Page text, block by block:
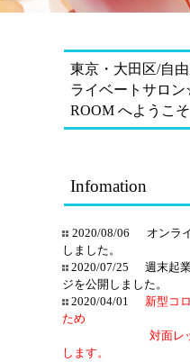
東京・大田区/自
ライベートサロ
ROOM へようこそ
Infomation
2020/08/06 オンラ
しました。
2020/07/25 週末起業
ジを公開しました。
2020/04/01 新型コ
ため
対面レッスン
します。